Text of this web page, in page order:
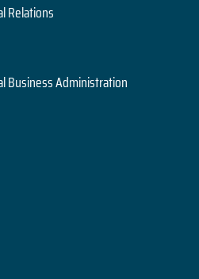
Relations
Business Administration